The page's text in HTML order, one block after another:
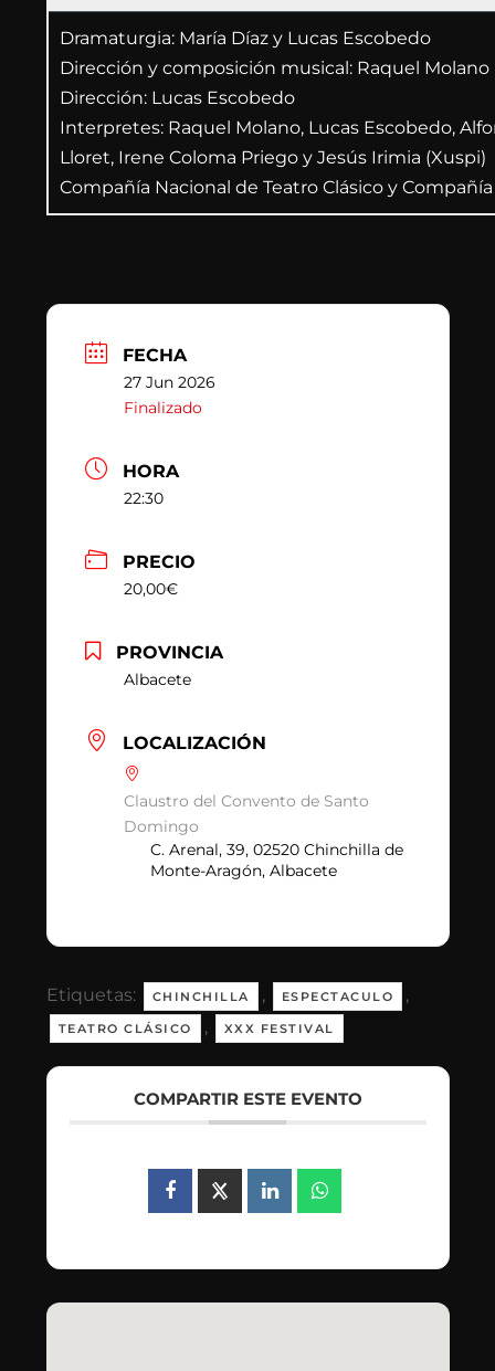
Dramaturgia: María Díaz y Lucas Escobedo
Dirección y composición musical: Raquel Molano
Dirección: Lucas Escobedo
Interpretes: Raquel Molano, Lucas Escobedo,
Lloret, Irene Coloma Priego y Jesús Irimia (Xuspi)
Compañía Nacional de Teatro Clásico y Compañía
FECHA
27 Jun 2026
Finalizado
HORA
22:30
PRECIO
20,00€
PROVINCIA
Albacete
LOCALIZACIÓN
Claustro del Convento de Santo
Domingo
C. Arenal, 39, 02520 Chinchilla de
Monte-Aragón, Albacete
Etiquetas: CHINCHILLA , ESPECTACULO ,
TEATRO CLÁSICO , XXX FESTIVAL
COMPARTIR ESTE EVENTO